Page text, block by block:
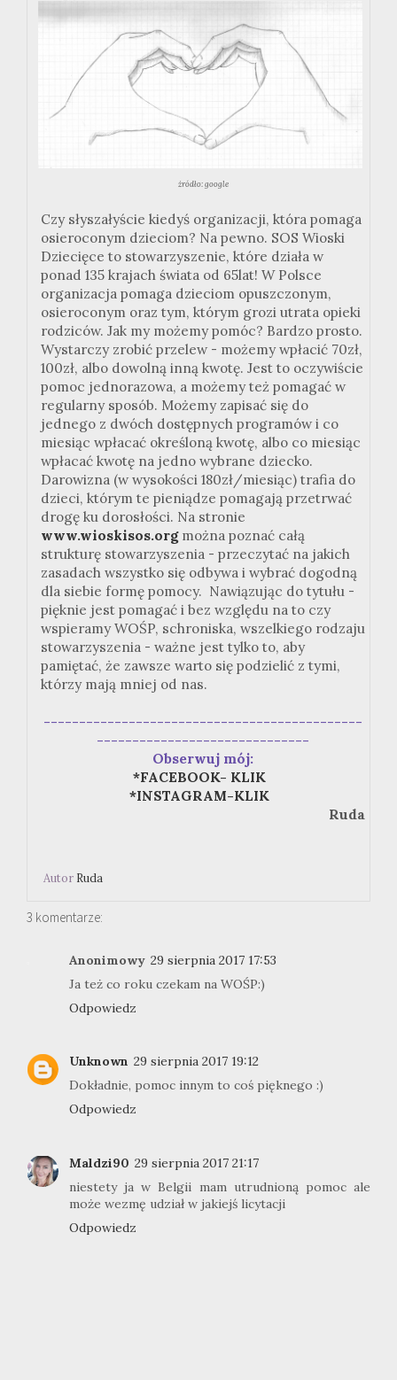
źródło: google
Czy słyszałyście kiedyś organizacji, która pomaga
osieroconym dzieciom? Na pewno. SOS Wioski
Dziecięce to stowarzyszenie, które działa w
ponad 135 krajach świata od 65lat! W Polsce
organizacja pomaga dzieciom opuszczonym,
osieroconym oraz tym, którym grozi utrata opieki
rodziców. Jak my możemy pomóc? Bardzo prosto.
Wystarczy zrobić przelew - możemy wpłacić 70zł,
100zł, albo dowolną inną kwotę. Jest to oczywiście
pomoc jednorazowa, a możemy też pomagać w
regularny sposób. Możemy zapisać się do
jednego z dwóch dostępnych programów i co
miesiąc wpłacać określoną kwotę, albo co miesiąc
wpłacać kwotę na jedno wybrane dziecko.
Darowizna (w wysokości 180zł/miesiąc) trafia do
dzieci, którym te pieniądze pomagają przetrwać
drogę ku dorosłości. Na stronie
www.wioskisos.org można poznać całą
strukturę stowarzyszenia - przeczytać na jakich
zasadach wszystko się odbywa i wybrać dogodną
dla siebie formę pomocy. Nawiązując do tytułu -
pięknie jest pomagać i bez względu na to czy
wspieramy WOŚP, schroniska, wszelkiego rodzaju
stowarzyszenia - ważne jest tylko to, aby
pamiętać, że zawsze warto się podzielić z tymi,
którzy mają mniej od nas.
---------------------------------------------
------------------------------
Obserwuj mój:
*FACEBOOK- KLIK
*INSTAGRAM-KLIK
Ruda
Autor Ruda
3 komentarze:
Anonimowy 29 sierpnia 2017 17:53
Ja też co roku czekam na WOŚP:)
Odpowiedz
Unknown 29 sierpnia 2017 19:12
Dokładnie, pomoc innym to coś pięknego :)
Odpowiedz
Maldzi90 29 sierpnia 2017 21:17
niestety ja w Belgii mam utrudnioną pomoc ale
może wezmę udział w jakiejś licytacji
Odpowiedz